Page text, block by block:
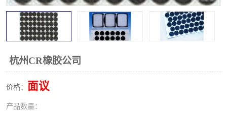
杭州CR橡胶公司
价格： 面议
产品数量：